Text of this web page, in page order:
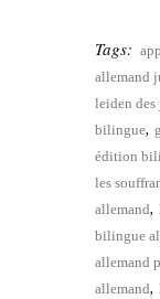
Tags:
allemand
leiden des
bilingue,
édition
les
allemand,
bilingue
allemand
allemand,